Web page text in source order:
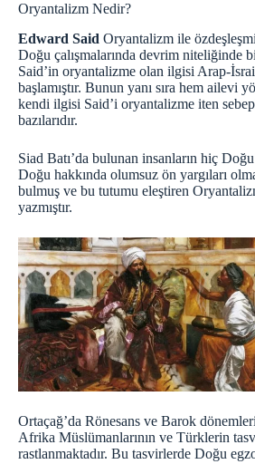
Oryantalizm Nedir?
Edward Said Oryantalizm ile
Doğu çalışmalarında devrim niteliğinde
Said’in oryantalizme olan ilgisi Arap-
başlamıştır. Bunun yanı sıra hem ailevi
kendi ilgisi Said’i oryantalizme iten
bazılarıdır.
Siad Batı’da bulunan insanların hiç
Doğu hakkında olumsuz ön yargıları
bulmuş ve bu tutumu eleştiren
yazmıştır.
Ortaçağ’da Rönesans ve Barok
Afrika Müslümanlarının ve Türklerin
rastlanmaktadır. Bu tasvirlerde Doğu